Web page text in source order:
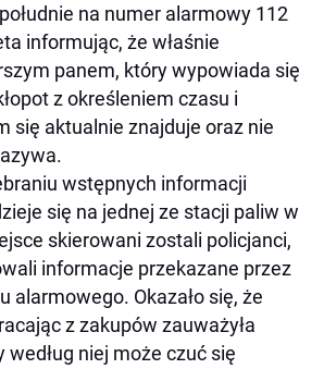
na numer alarmowy 112
informując, że właśnie
panem, który wypowiada się
z określeniem czasu i
się aktualnie znajduje oraz nie
wstępnych informacji
się na jednej ze stacji paliw w
skierowani zostali policjanci,
informacje przekazane przez
alarmowego. Okazało się, że
z zakupów zauważyła
według niej może czuć się